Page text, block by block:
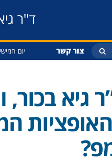
ד"ר
צור קשר יום חמישי, 6 באוגוסט,
גיא